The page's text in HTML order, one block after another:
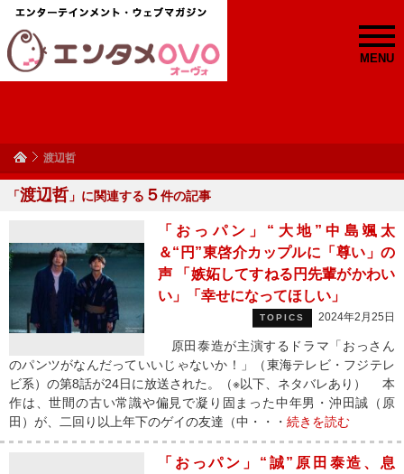
MENU
渡辺哲
「渡辺哲 」に関連する ５件の記事
「おっパン」“大地”中島颯太
＆“円”東啓介カップルに「尊い」の
声 「嫉妬してすねる円先輩がかわい
い」「幸せになってほしい」
TOPICS 2024年2月25日
原田泰造が主演するドラマ「おっさん
のパンツがなんだっていいじゃないか！」（東海テレビ・フジテレ
ビ系）の第8話が24日に放送された。（※以下、ネタバレあり） 本
作は、世間の古い常識や偏見で凝り固まった中年男・沖田誠（原
田）が、二回り以上年下のゲイの友達（中・・・ 続きを読む
「おっパン」“誠”原田泰造、息